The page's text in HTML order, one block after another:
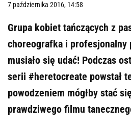
7 października 2016, 14:58
Grupa kobiet tańczących z
choreografka i profesjonalny
musiało się udać! Podczas
serii #heretocreate powstał
powodzeniem mógłby stać
prawdziwego filmu